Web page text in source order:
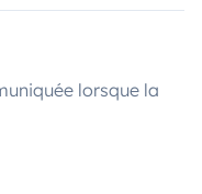
lorsque la